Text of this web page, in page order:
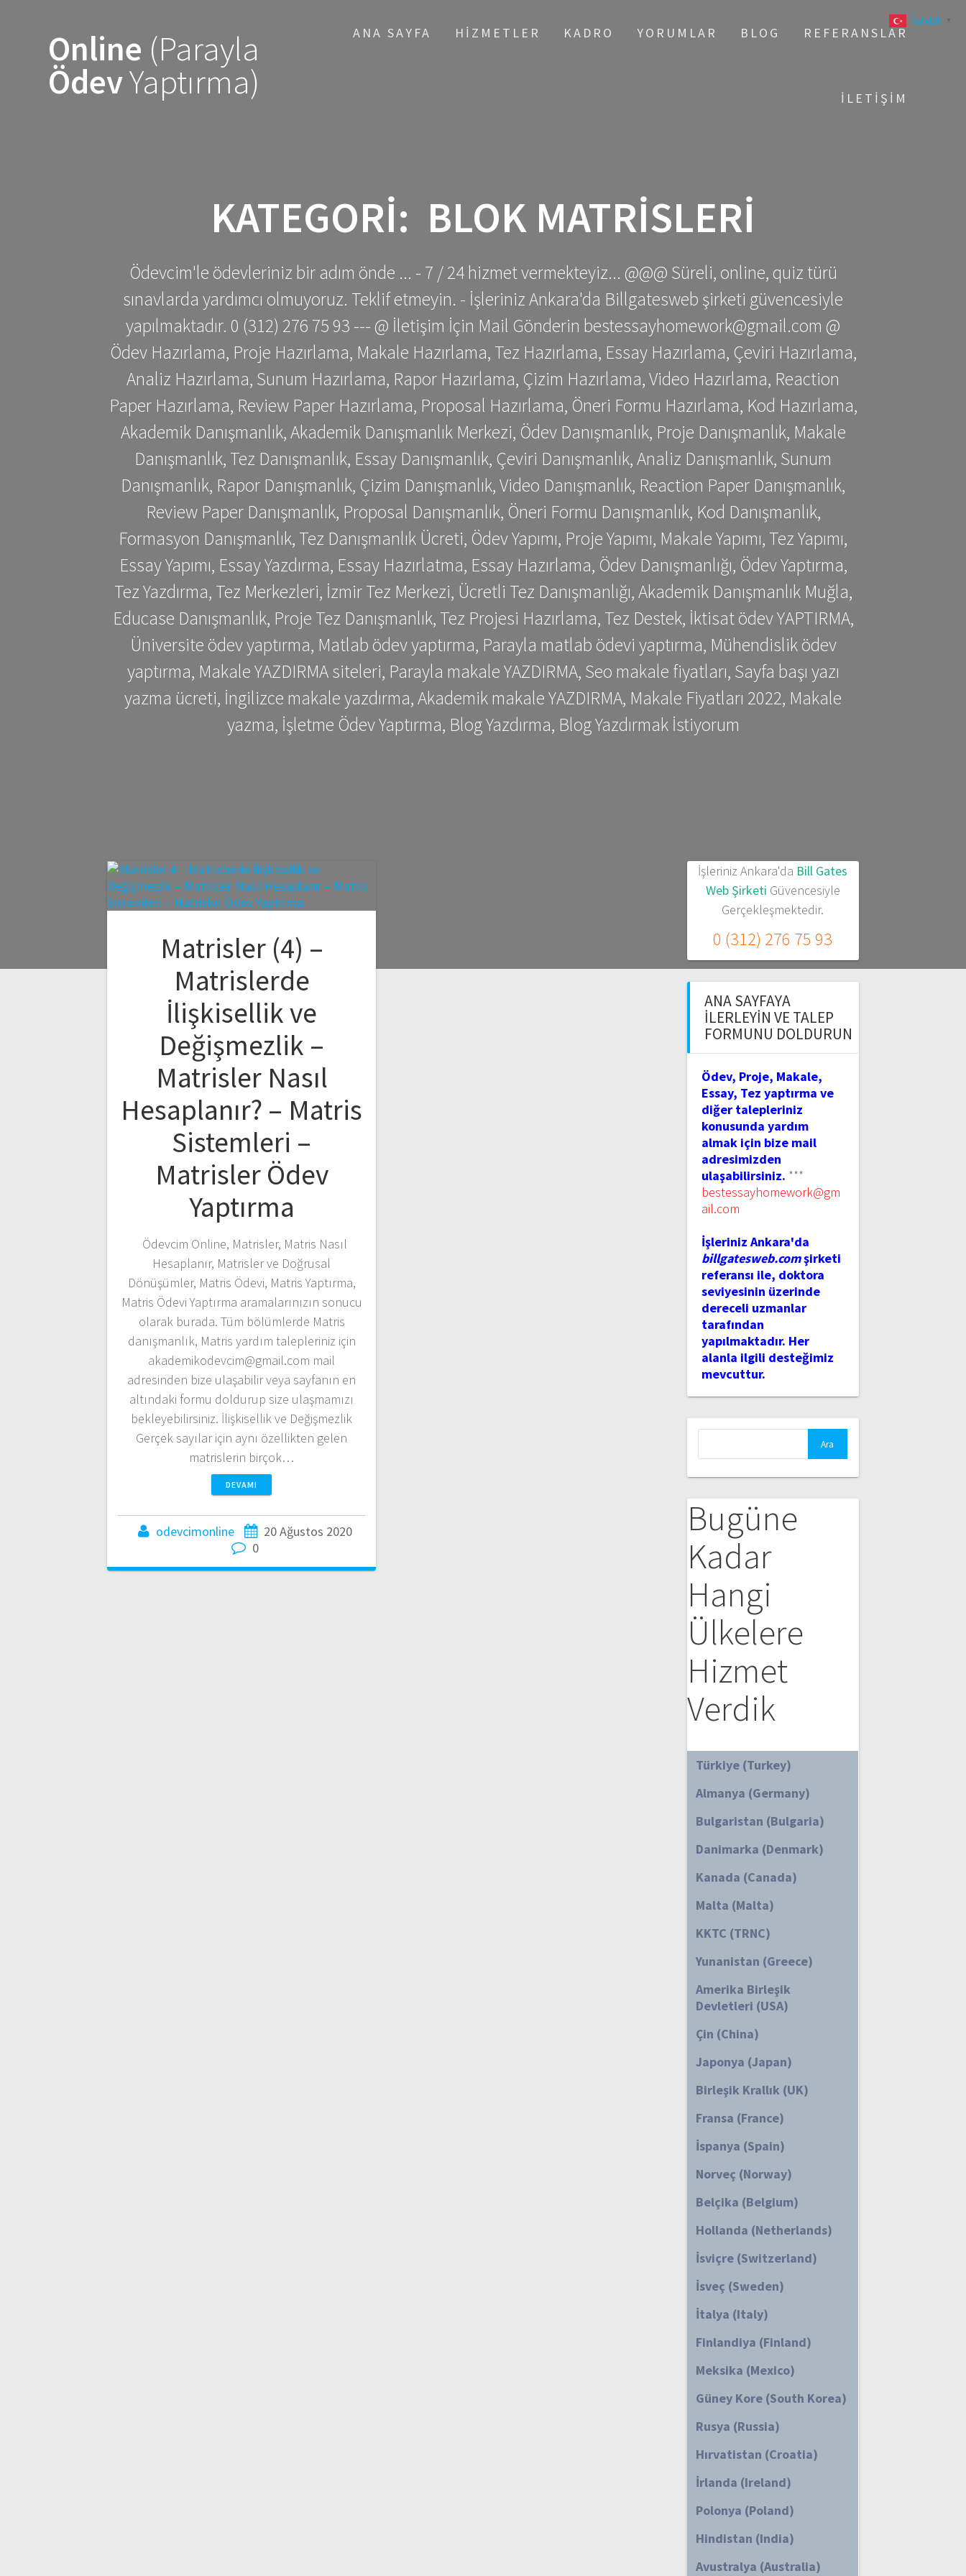
Online (Parayla
ÖdevYaptırma)
ANA SAYFA HIZMETLER KADRO YORUMLAR BLOG REFERANSLAR
İLETIŞIM
KATEGORI: BLOK MATRISLERI
Ödevcim'le ödevleriniz bir adım önde ... - 7 / 24 hizmet vermekteyiz... @@@ Süreli, online, quiz türü
sınavlarda yardımcı olmuyoruz. Teklif etmeyin. - İşleriniz Ankara'da Billgatesweb şirketi güvencesiyle
yapılmaktadır. 0 (312) 276 75 93 --- @ İletişim İçin Mail Gönderin bestessayhomework@gmail.com @
Ödev Hazırlama, Proje Hazırlama, Makale Hazırlama, Tez Hazırlama, Essay Hazırlama, Çeviri Hazırlama,
Analiz Hazırlama, Sunum Hazırlama, Rapor Hazırlama, Çizim Hazırlama, Video Hazırlama, Reaction
Paper Hazırlama, Review Paper Hazırlama, Proposal Hazırlama, Öneri Formu Hazırlama, Kod Hazırlama,
Akademik Danışmanlık, Akademik Danışmanlık Merkezi, Ödev Danışmanlık, Proje Danışmanlık, Makale
Danışmanlık, Tez Danışmanlık, Essay Danışmanlık, Çeviri Danışmanlık, Analiz Danışmanlık, Sunum
Danışmanlık, Rapor Danışmanlık, Çizim Danışmanlık, Video Danışmanlık, Reaction Paper Danışmanlık,
Review Paper Danışmanlık, Proposal Danışmanlık, Öneri Formu Danışmanlık, Kod Danışmanlık,
Formasyon Danışmanlık, Tez Danışmanlık Ücreti, Ödev Yapımı, Proje Yapımı, Makale Yapımı, Tez Yapımı,
Essay Yapımı, Essay Yazdırma, Essay Hazırlatma, Essay Hazırlama, Ödev Danışmanlığı, Ödev Yaptırma,
Tez Yazdırma, Tez Merkezleri, İzmir Tez Merkezi, Ücretli Tez Danışmanlığı, Akademik Danışmanlık Muğla,
Educase Danışmanlık, Proje Tez Danışmanlık, Tez Projesi Hazırlama, Tez Destek, İktisat ödev YAPTIRMA,
Üniversite ödev yaptırma, Matlab ödev yaptırma, Parayla matlab ödevi yaptırma, Mühendislik ödev
yaptırma, Makale YAZDIRMA siteleri, Parayla makale YAZDIRMA, Seo makale fiyatları, Sayfa başı yazı
yazma ücreti, İngilizce makale yazdırma, Akademik makale YAZDIRMA, Makale Fiyatları 2022, Makale
yazma, İşletme Ödev Yaptırma, Blog Yazdırma, Blog Yazdırmak İstiyorum
Matrisler (4) –
Matrislerde
İlişkisellik ve
Değişmezlik –
Matrisler Nasıl
Hesaplanır? – Matris
Sistemleri –
Matrisler Ödev
Yaptırma
Ödevcim Online, Matrisler, Matris Nasıl
Hesaplanır, Matrisler ve Doğrusal
Dönüşümler, Matris Ödevi, Matris Yaptırma,
Matris Ödevi Yaptırma aramalarınızın sonucu
olarak burada. Tüm bölümlerde Matris
danışmanlık, Matris yardım talepleriniz için
akademikodevcim@gmail.com mail
adresinden bize ulaşabilir veya sayfanın en
altındaki formu doldurup size ulaşmamızı
bekleyebilirsiniz. İlişkisellik ve Değişmezlik
Gerçek sayılar için aynı özellikten gelen
matrislerin birçok…
DEVAMI
odevcimonline
20 Ağustos 2020
0
İşleriniz Ankara'da Bill Gates
Web Şirketi Güvencesiyle
Gerçekleşmektedir.
0 (312) 276 75 93
ANA SAYFAYA
İLERLEYIN VE TALEP
FORMUNU DOLDURUN
Ödev, Proje, Makale,
Essay, Tez yaptırma ve
diğer talepleriniz
konusunda yardım
almak için bize mail
adresimizden
ulaşabilirsiniz. ***
bestessayhomework@gm
ail.com
İşleriniz Ankara'da
billgatesweb.comşirketi
referansı ile, doktora
seviyesinin üzerinde
dereceli uzmanlar
tarafından
yapılmaktadır. Her
alanla ilgili desteğimiz
mevcuttur.
Bugüne
Kadar
Hangi
Ülkelere
Hizmet
Verdik
Türkiye (Turkey)
Almanya (Germany)
Bulgaristan (Bulgaria)
Danimarka (Denmark)
Kanada (Canada)
Malta (Malta)
KKTC (TRNC)
Yunanistan (Greece)
Amerika Birleşik
Devletleri (USA)
Çin (China)
Japonya (Japan)
Birleşik Krallık (UK)
Fransa (France)
İspanya (Spain)
Norveç (Norway)
Belçika (Belgium)
Hollanda (Netherlands)
İsviçre (Switzerland)
İsveç (Sweden)
İtalya (Italy)
Finlandiya (Finland)
Meksika (Mexico)
Güney Kore (South Korea)
Rusya (Russia)
Hırvatistan (Croatia)
İrlanda (Ireland)
Polonya (Poland)
Hindistan (India)
Avustralya (Australia)
Turkish ▼